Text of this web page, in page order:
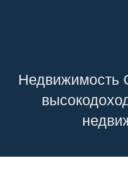
Недвижимость